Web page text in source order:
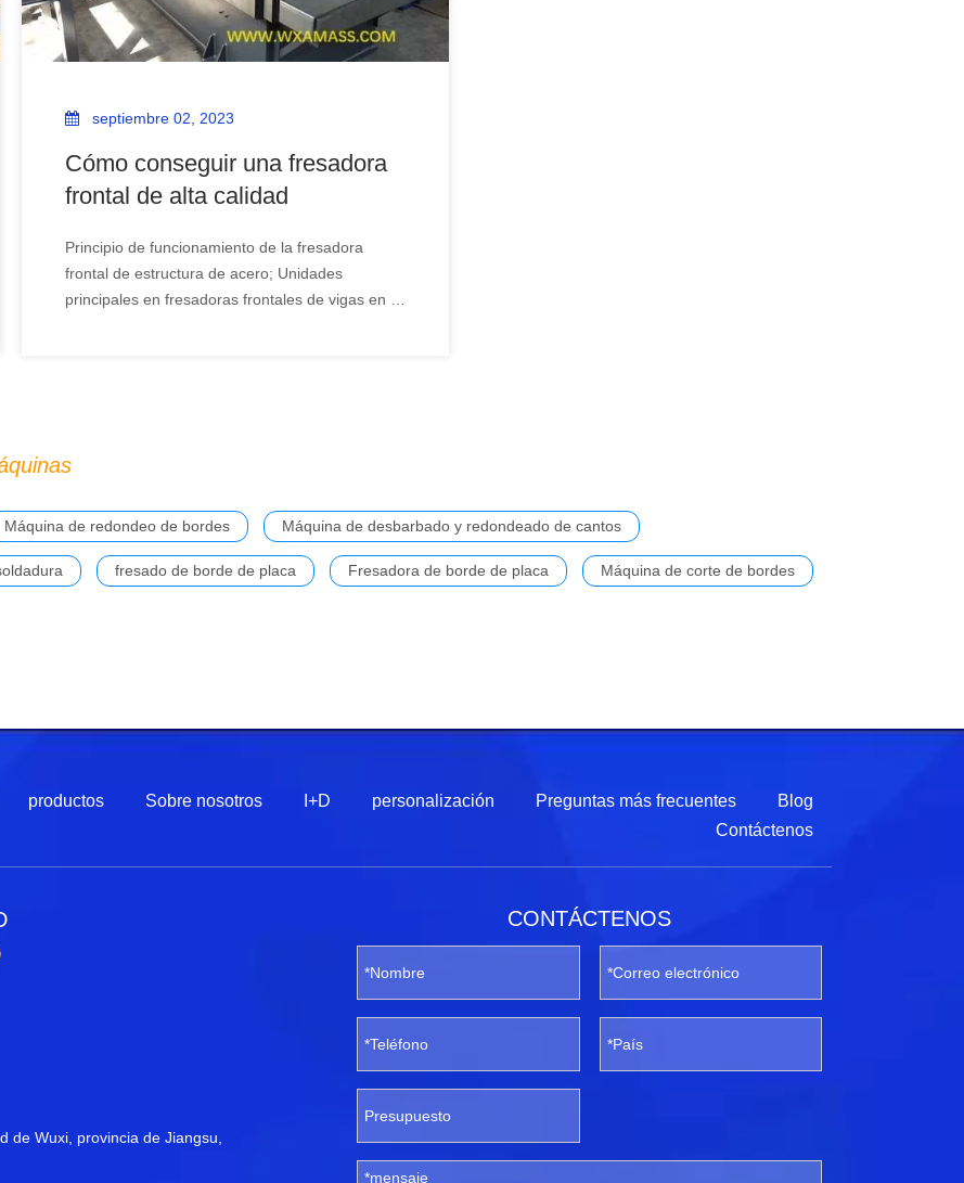
septiembre 02, 2023
Cómo conseguir una fresadora
frontal de alta calidad
Principio de funcionamiento de la fresadora
frontal de estructura de acero; Unidades
principales en fresadoras frontales de vigas en H
Máquina de redondeo de bordes Máquina de desbarbado y redondeado de cantos
fresado de borde de placa Fresadora de borde de placa Máquina de corte de bordes
productos Sobre nosotros I+D personalización Preguntas más frecuentes
Blog
Contáctenos
de Wuxi, provincia de Jiangsu,
CONTÁCTENOS